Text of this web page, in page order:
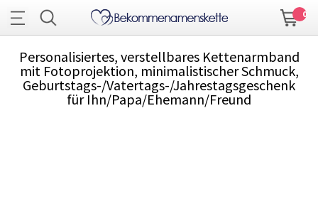
0
Personalisiertes, verstellbares Kettenarmband
mit Fotoprojektion, minimalistischer Schmuck,
Geburtstags-/Vatertags-/Jahrestagsgeschenk
für Ihn/Papa/Ehemann/Freund